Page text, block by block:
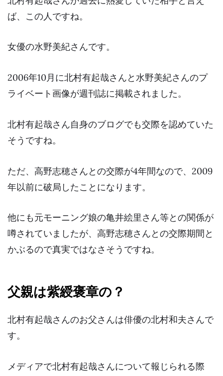
ば、この人ですね。
女優の水野美紀さんです。
2006年10月に北村有起哉さんと水野美紀さんのプ
ライベート画像が週刊誌に掲載されました。
北村有起哉さん自身のブログでも交際を認めていた
そうですね。
ただ、高野志穂さんとの交際が4年間なので、2009
年以前に破局したことになります。
他にも元モーニング娘の亀井絵里さん等との関係が
噂されていましたが、高野志穂さんとの交際期間と
かぶるので真実ではなさそうですね。
父親は紫綬褒章の？
北村有起哉さんのお父さんは俳優の北村和夫さんで
す。
メディアで北村有起哉さんについて報じられる際